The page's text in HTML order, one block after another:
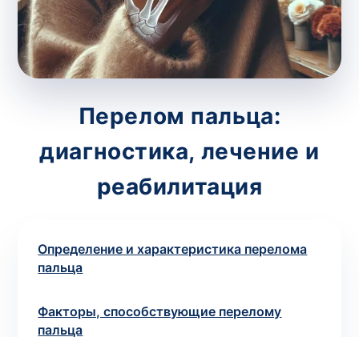
Перелом пальца:
диагностика, лечение и
реабилитация
Определение и характеристика перелома
пальца
Факторы, способствующие перелому
пальца
зіскрібки. Взяття біоматеріалу для них
виконує лікар – необхідий запись к
специалисту